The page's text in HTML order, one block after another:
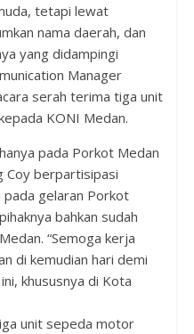
tetapi lewat
nama daerah, dan
yang didampingi
Manager
serah terima tiga unit
KONI Medan.
pada Porkot Medan
Coy berpartisipasi
gelaran Porkot
bahkan sudah
“Semoga kerja
di kemudian hari demi
khususnya di Kota
unit sepeda motor